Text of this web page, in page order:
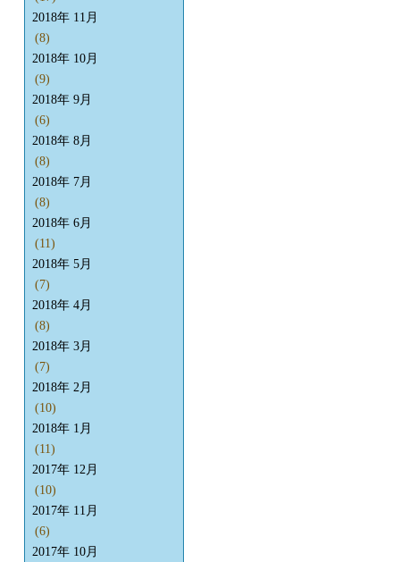
2018年 11月
(8)
2018年 10月
(9)
2018年 9月
(6)
2018年 8月
(8)
2018年 7月
(8)
2018年 6月
(11)
2018年 5月
(7)
2018年 4月
(8)
2018年 3月
(7)
2018年 2月
(10)
2018年 1月
(11)
2017年 12月
(10)
2017年 11月
(6)
2017年 10月